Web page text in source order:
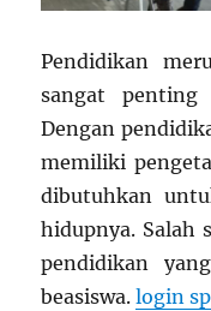
Pendidikan
sangat penting
Dengan
memiliki
dibutuhkan
hidupnya. Salah
pendidikan
beasiswa.login